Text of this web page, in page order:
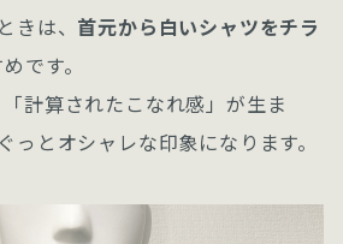
きは、 首元から白いシャツをチラ
です。
計算されたこなれ感」が生ま
っとオシャレな印象になります。